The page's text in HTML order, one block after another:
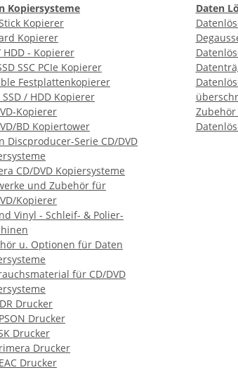
Kopiersysteme
Kopierer
Kopierer
HDD - Kopierer
SSC PCIe Kopierer
Festplattenkopierer
SSD / HDD Kopierer
Kopierer
BD Kopiertower
Discproducer-Serie CD/DVD
CD/DVD Kopiersysteme
und Zubehör für
Kopierer
Vinyl - Schleif- & Polier-
u. Optionen für Daten
für CD/DVD
Drucker
Drucker
Drucker
Drucker
Drucker
Daten